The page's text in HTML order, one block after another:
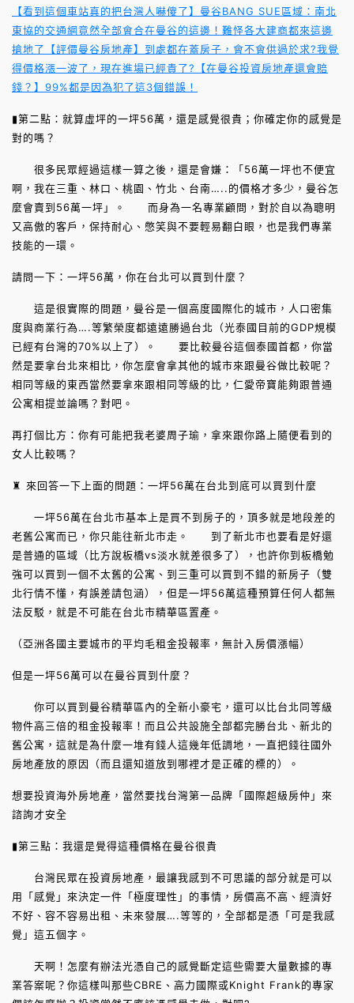
【看到這個車站真的把台灣人嚇傻了】曼谷BANG SUE區域：南北
東協的交通網竟然全部會合在曼谷的這邊！難怪各大建商都來這邊
搶地了
【評價曼谷房地產】到處都在蓋房子，會不會供過於求?我覺
得價格漲一波了，現在進場已經貴了?
【在曼谷投資房地產還會賠
錢？】99%都是因為犯了這3個錯誤！
▮第二點：就算虛坪的一坪56萬，還是感覺很貴；你確定你的感覺是
對的嗎？
很多民眾經過這樣一算之後，還是會嫌：「56萬一坪也不便宜
啊，我在三重、林口、桃園、竹北、台南…..的價格才多少，曼谷怎
麼會賣到56萬一坪」。 而身為一名專業顧問，對於自以為聰明
又高傲的客戶，保持耐心、憋笑與不要輕易翻白眼，也是我們專業
技能的一環。
請問一下：一坪56萬，你在台北可以買到什麼？
這是很實際的問題，曼谷是一個高度國際化的城市，人口密集
度與商業行為….等繁榮度都遠遠勝過台北（光泰國目前的GDP規模
已經有台灣的70%以上了）。 要比較曼谷這個泰國首都，你當
然是要拿台北來相比，你怎麼會拿其他的城市來跟曼谷做比較呢？
相同等級的東西當然要拿來跟相同等級的比，仁愛帝寶能夠跟普通
公寓相提並論嗎？對吧。
再打個比方：你有可能把我老婆周子瑜，拿來跟你路上隨便看到的
女人比較嗎？
♜ 來回答一下上面的問題：一坪56萬在台北到底可以買到什麼
一坪56萬在台北市基本上是買不到房子的，頂多就是地段差的
老舊公寓而已，你只能往新北市走。 到了新北市也要看是好還
是普通的區域（比方說板橋vs淡水就差很多了），也許你到板橋勉
強可以買到一個不太舊的公寓、到三重可以買到不錯的新房子（雙
北行情不懂，有誤差請包涵），但是一坪56萬這種預算任何人都無
法反駁，就是不可能在台北市精華區置產。
（亞洲各國主要城市的平均毛租金投報率，無計入房價漲幅）
但是一坪56萬可以在曼谷買到什麼？
你可以買到曼谷精華區內的全新小豪宅，還可以比台北同等級
物件高三倍的租金投報率！而且公共設施全部都完勝台北、新北的
舊公寓，這就是為什麼一堆有錢人這幾年低調地，一直把錢往國外
房地產放的原因（而且還知道放到哪裡才是正確的標的）。
想要投資海外房地產，當然要找台灣第一品牌「國際超級房仲」來
諮詢才安全
▮第三點：我還是覺得這種價格在曼谷很貴
台灣民眾在投資房地產，最讓我感到不可思議的部分就是可以
用「感覺」來決定一件「極度理性」的事情，房價高不高、經濟好
不好、容不容易出租、未來發展….等等的，全部都是憑「可是我感
覺」這五個字。
天啊！怎麼有辦法光憑自己的感覺斷定這些需要大量數據的專
業答案呢？你這樣叫那些CBRE、高力國際或Knight Frank的專家